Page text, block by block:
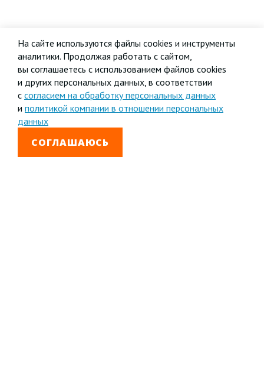
На сайте используются файлы cookies и инструменты
аналитики. Продолжая работать с сайтом,
вы соглашаетесь с использованием файлов cookies
и других персональных данных, в соответствии
с согласием на обработку персональных данных
и политикой компании в отношении персональных
данных
СОГЛАШАЮСЬ